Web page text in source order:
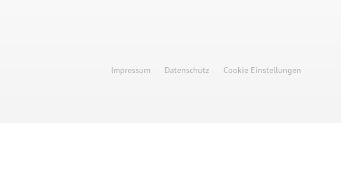
Impressum Datenschutz Cookie Einstellungen